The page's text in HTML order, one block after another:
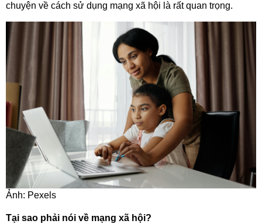
chuyện về cách sử dụng mạng xã hội là rất quan trọng.
Ảnh: Pexels
Tại sao phải nói về mạng xã hội?